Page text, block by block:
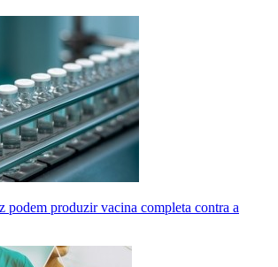
podem produzir vacina completa contra a